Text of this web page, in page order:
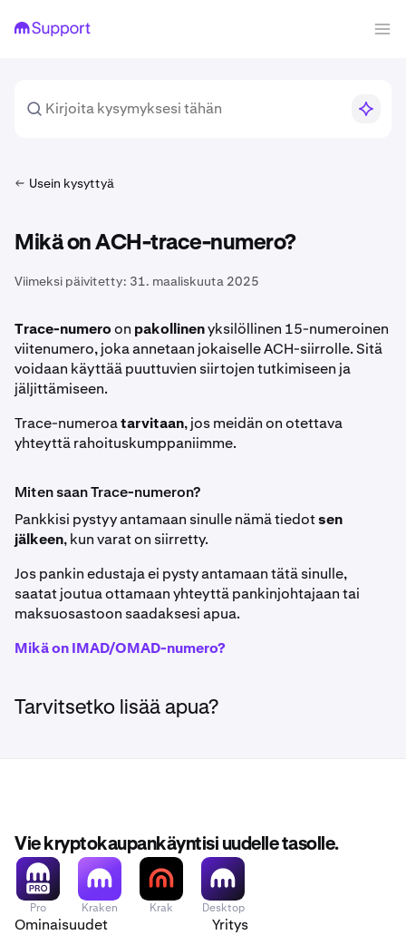
Usein kysyttyä
Mikä on ACH-trace-numero?
Viimeksi päivitetty: 31. maaliskuuta 2025
Trace-numeroon pakollinenyksilöllinen 15-numeroinen
viitenumero, joka annetaan jokaiselle ACH-siirrolle. Sitä
voidaan käyttää puuttuvien siirtojen tutkimiseen ja
jäljittämiseen.
Trace-numeroatarvitaan, jos meidän on otettava
yhteyttä rahoituskumppaniimme.
Miten saan Trace-numeron?
Pankkisi pystyy antamaan sinulle nämä tiedotsen
jälkeen, kun varat on siirretty.
Jos pankin edustaja ei pysty antamaan tätä sinulle,
saatat joutua ottamaan yhteyttä pankinjohtajaan tai
maksuosastoon saadaksesi apua.
Mikä on IMAD/OMAD-numero?
Tarvitsetko lisää apua?
Vie kryptokaupankäyntisi uudelle tasolle.
Pro Kraken Krak Desktop
Ominaisuudet Yritys